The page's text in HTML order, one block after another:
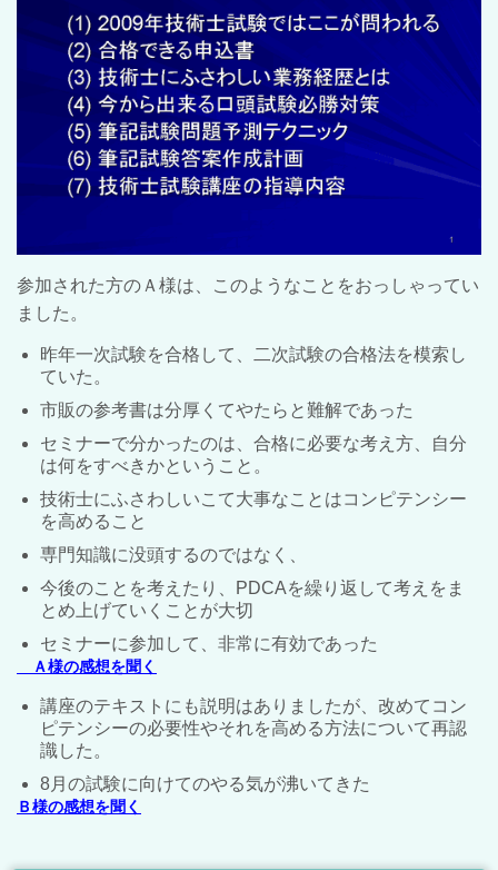
参加された方のＡ様は、このようなことをおっしゃってい
ました。
昨年一次試験を合格して、二次試験の合格法を模索し
ていた。
市販の参考書は分厚くてやたらと難解であった
セミナーで分かったのは、合格に必要な考え方、自分
は何をすべきかということ。
技術士にふさわしいこて大事なことはコンピテンシー
を高めること
専門知識に没頭するのではなく、
今後のことを考えたり、PDCAを繰り返して考えをま
とめ上げていくことが大切
セミナーに参加して、非常に有効であった
Ａ様の感想を聞く
講座のテキストにも説明はありましたが、改めてコン
ピテンシーの必要性やそれを高める方法について再認
識した。
8月の試験に向けてのやる気が沸いてきた
Ｂ様の感想を聞く